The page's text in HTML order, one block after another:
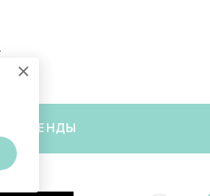
×
БРЕНДЫ